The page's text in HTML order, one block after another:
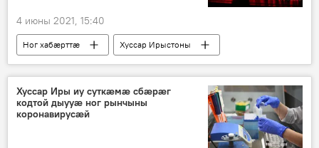
4 июны 2021, 15:40
Ног хабӕрттӕ
Хуссар Ирыстоны
Культурӕ
Хуссар Иры иу суткӕмӕ сбӕрӕг
кодтой дыууӕ ног рынчыны
коронавирусӕй